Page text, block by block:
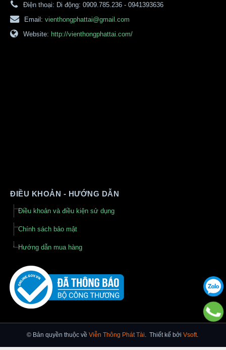
Điện thoại: Di động: 0909.785.236 - 0941393636
Email: vienthongphattai@gmail.com
Website: http://vienthongphattai.com/
ĐIỀU KHOẢN - HƯỚNG DẪN
Điều khoản và điều kiện sử dụng
Chính sách bảo mật
Hướng dẫn mua hàng
© Bản quyền thuộc về Viễn Thông Phát Tài. Thiết kế bởi Vsoft.